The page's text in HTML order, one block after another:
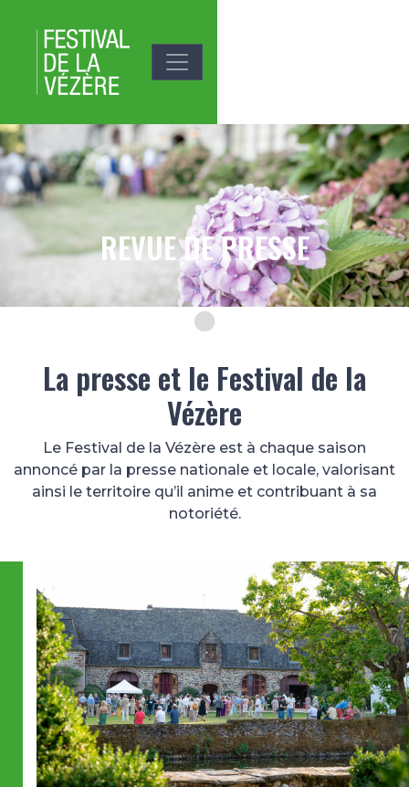
Texte du slide
REVUE DE PRESSE
Média du slide
Image
La presse et le Festival de la
Vézère
Le Festival de la Vézère est à chaque saison
annoncé par la presse nationale et locale, valorisant
ainsi le territoire qu’il anime et contribuant à sa
notoriété.